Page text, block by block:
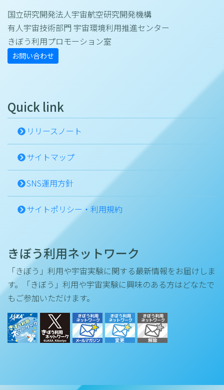
国立研究開発法人宇宙航空研究開発機構
有人宇宙技術部門 宇宙環境利用推進センター
きぼう利用プロモーション室
お問い合わせ
Quick link
リリースノート
サイトマップ
SNS運用方針
サイトポリシー・利用規約
きぼう利用ネットワーク
「きぼう」利用や宇宙実験に関する最新情報をお届けしま
す。「きぼう」利用や宇宙実験に興味のある方はどなたで
もご参加いただけます。